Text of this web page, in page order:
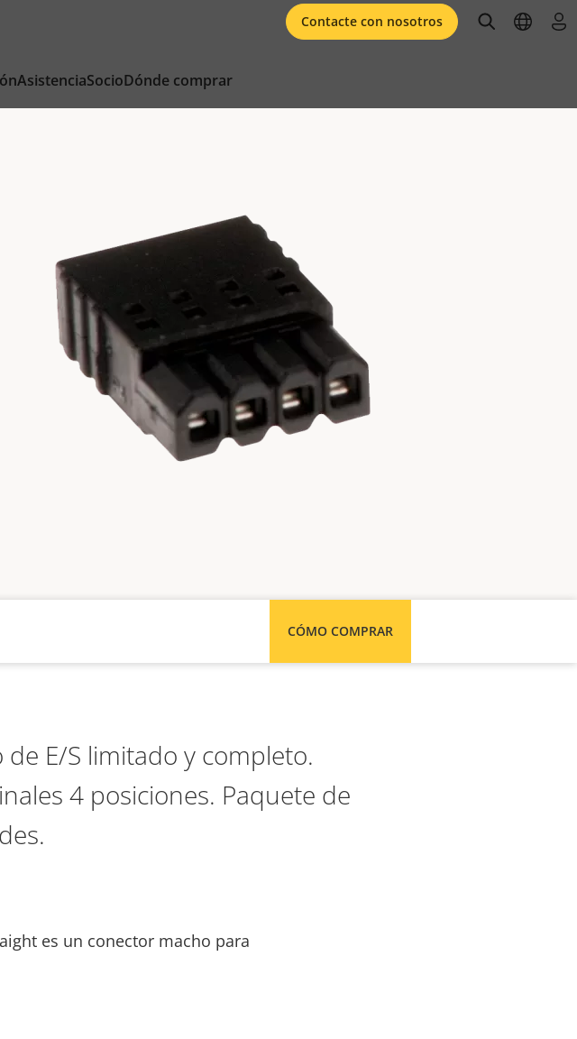
AsistenciaSocioDónde comprar
Contacte con nosotros openopen
CÓMO COMPRAR
E/S limitado y completo.
4 posiciones. Paquete de
es un conector macho para